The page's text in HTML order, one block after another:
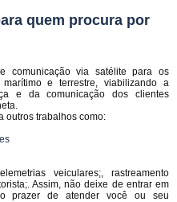
quem procura por
comunicação via satélite para os
e terrestre, viabilizando a
e da comunicação dos clientes
outros trabalhos como:
veiculares;, rastreamento
Assim, não deixe de entrar em
prazer de atender você ou seu